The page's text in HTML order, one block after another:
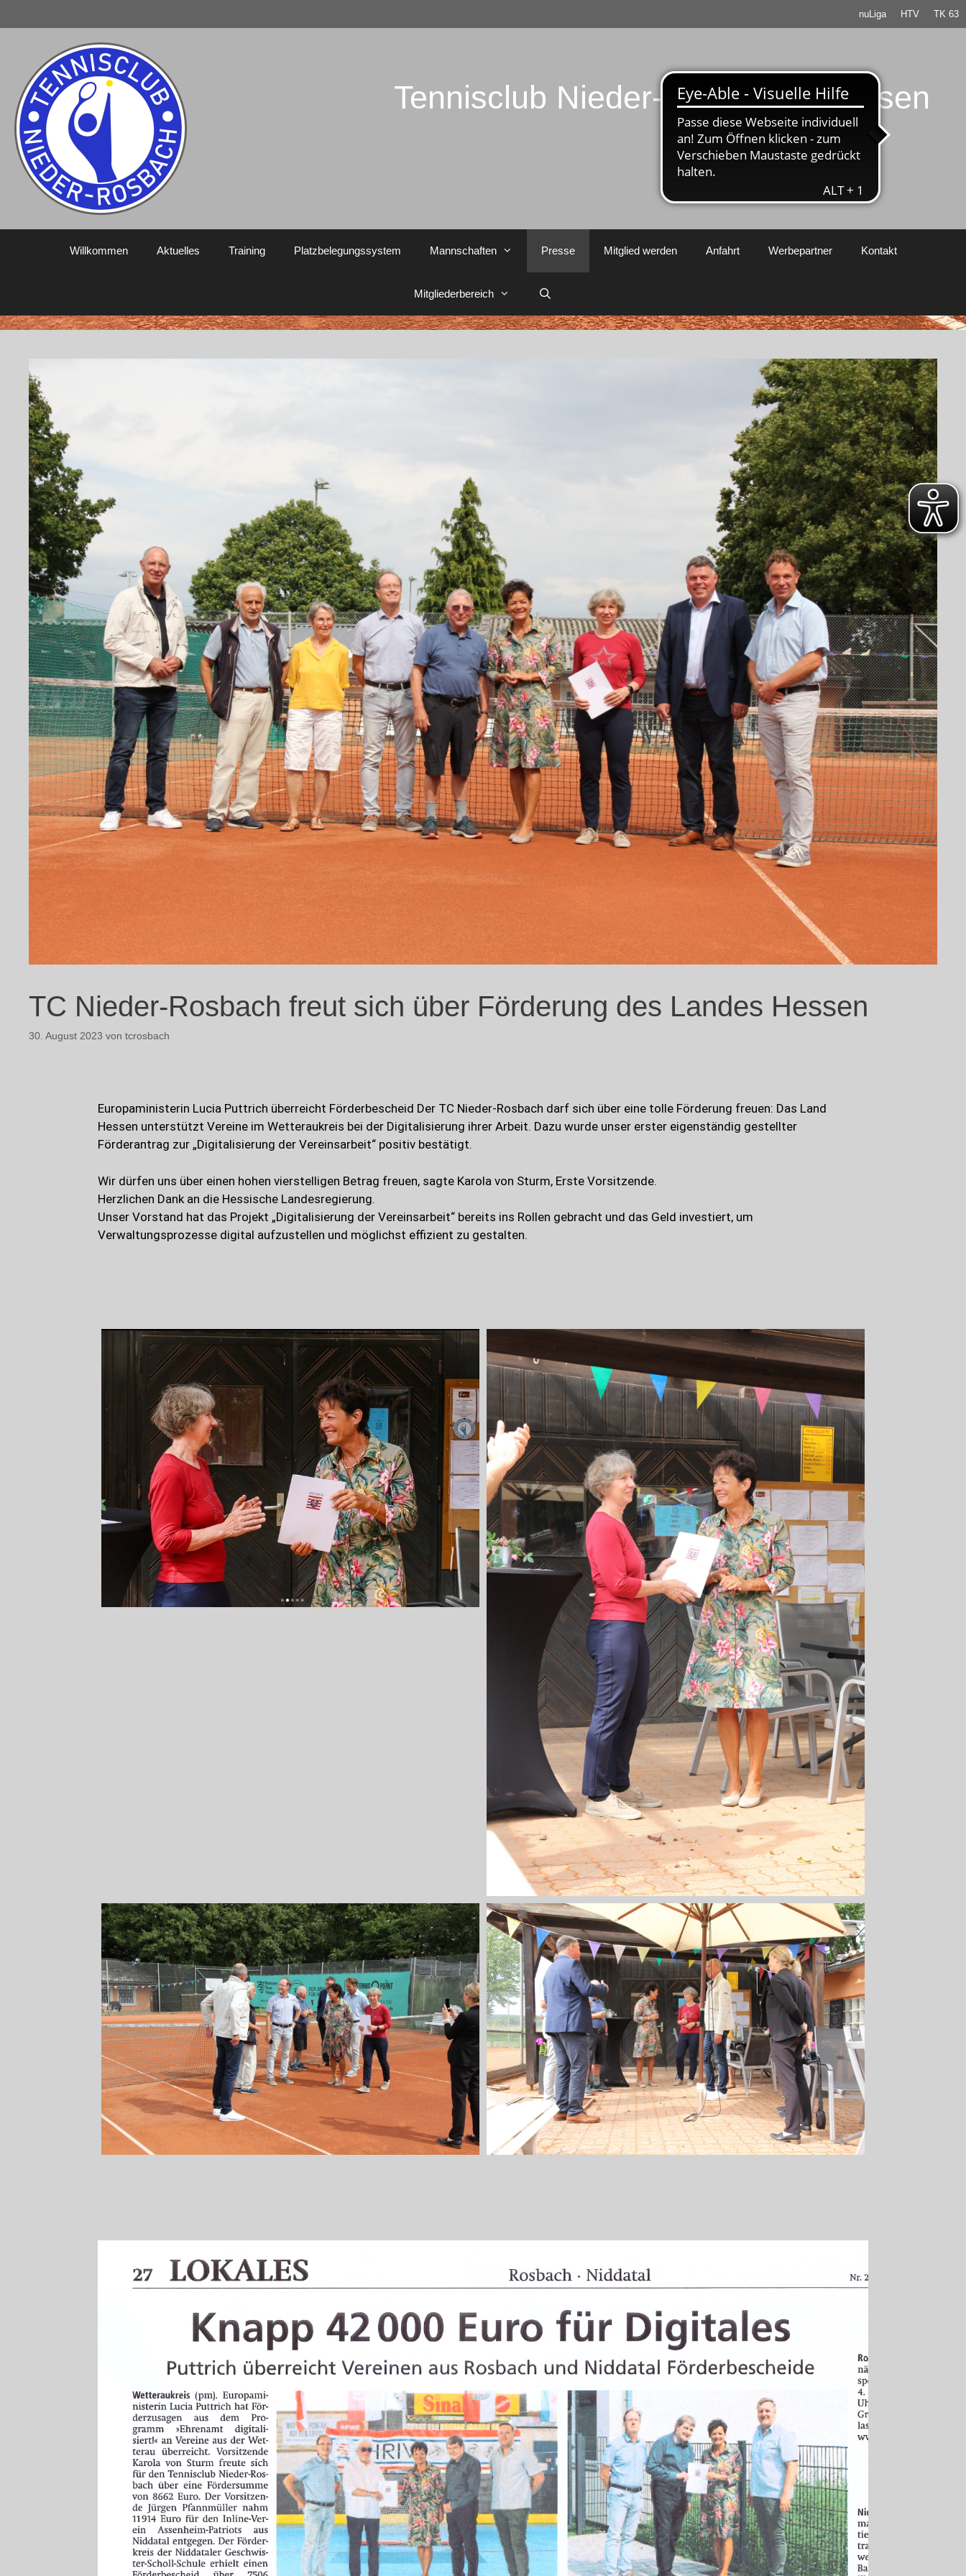
nuLiga HTV TK 63
Tennisclub Nieder-Rosbach / Hessen
Willkommen Aktuelles Training Platzbelegungssystem Mannschaften Presse Mitglied werden Anfahrt Werbepartner Kontakt
Mitgliederbereich
TC Nieder-Rosbach freut sich über Förderung des Landes Hessen
30. August 2023 von tcrosbach
Europaministerin Lucia Puttrich überreicht Förderbescheid Der TC Nieder-Rosbach darf sich über eine tolle Förderung freuen: Das Land
Hessen unterstützt Vereine im Wetteraukreis bei der Digitalisierung ihrer Arbeit. Dazu wurde unser erster eigenständig gestellter
Förderantrag zur „Digitalisierung der Vereinsarbeit“ positiv bestätigt.
Wir dürfen uns über einen hohen vierstelligen Betrag freuen, sagte Karola von Sturm, Erste Vorsitzende.
Herzlichen Dank an die Hessische Landesregierung.
Unser Vorstand hat das Projekt „Digitalisierung der Vereinsarbeit“ bereits ins Rollen gebracht und das Geld investiert, um
Verwaltungsprozesse digital aufzustellen und möglichst effizient zu gestalten.